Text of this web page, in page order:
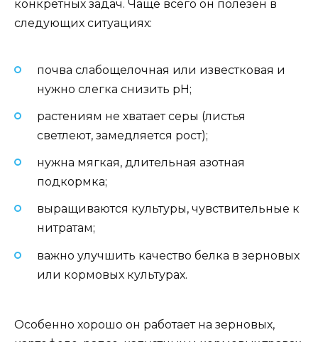
конкретных задач. Чаще всего он полезен в
следующих ситуациях:
почва слабощелочная или известковая и
нужно слегка снизить pH;
растениям не хватает серы (листья
светлеют, замедляется рост);
нужна мягкая, длительная азотная
подкормка;
выращиваются культуры, чувствительные к
нитратам;
важно улучшить качество белка в зерновых
или кормовых культурах.
Особенно хорошо он работает на зерновых,